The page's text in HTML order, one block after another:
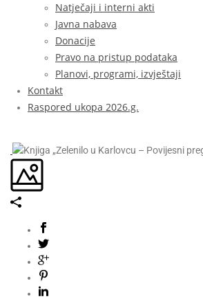
Natječaji i interni akti
Javna nabava
Donacije
Pravo na pristup podataka
Planovi, programi, izvještaji
Kontakt
Raspored ukopa 2026.g.